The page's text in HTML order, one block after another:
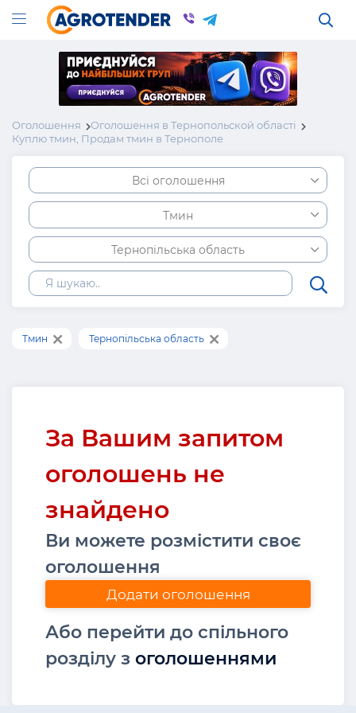
Оголошення
Оголошення в Тернопольской області
Куплю тмин, Продам тмин в Тернополе
Всі оголошення
Тмин
Тернопільська область
Тмин Тернопільська область
За Вашим запитом
оголошень не
знайдено
Ви можете розмістити своє
оголошення
Додати оголошення
Або перейти до спільного
розділу з оголошеннями